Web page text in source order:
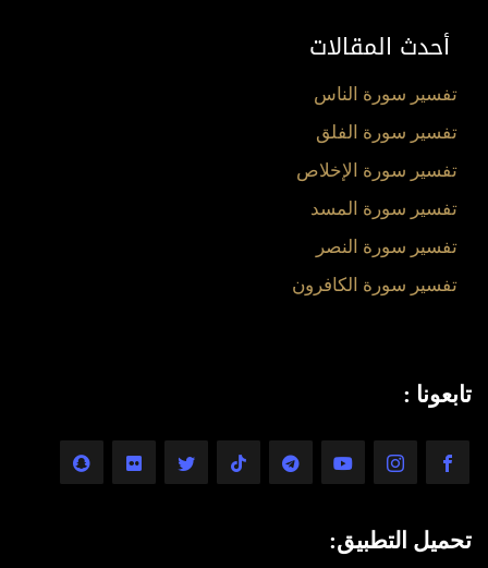
أحدث المقالات
تفسير سورة الناس
تفسير سورة الفلق
تفسير سورة الإخلاص
تفسير سورة المسد
تفسير سورة النصر
تفسير سورة الكافرون
تابعونا :
تحميل التطبيق: